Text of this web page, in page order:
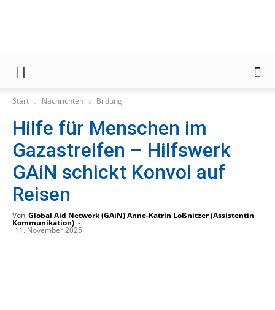
Zeitung
Start Nachrichten Bildung
Hilfe für Menschen im
Gazastreifen – Hilfswerk
GAiN schickt Konvoi auf
Reisen
Von Global Aid Network (GAiN) Anne-Katrin Loßnitzer (Assistentin
Kommunikation) -
11. November 2025